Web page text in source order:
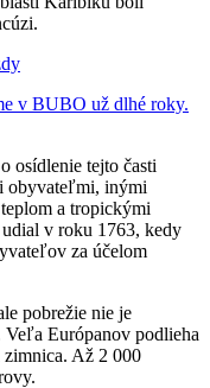
v BUBO už dlhé roky.
osídlenie tejto časti
obyvateľmi, inými
a tropickými
v roku 1763, kedy
za účelom
pobrežie nie je
Európanov podlieha
zimnica. Až 2 000